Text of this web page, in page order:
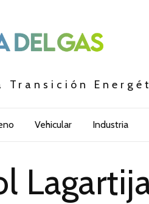
Transición
Vehicular Industria